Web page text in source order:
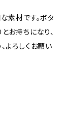
素材です。ボタ
お持ちになり、
よろしくお願い